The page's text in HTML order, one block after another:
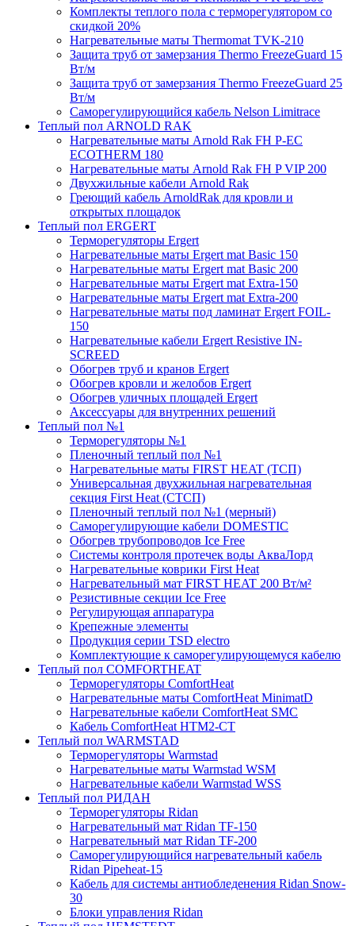
Комплекты теплого пола с терморегулятором со
скидкой 20%
Нагревательные маты Thermomat TVK-210
Защита труб от замерзания Thermo FreezeGuard 15
Вт/м
Защита труб от замерзания Thermo FreezeGuard 25
Вт/м
Саморегулирующийся кабель Nelson Limitrace
Теплый пол ARNOLD RAK
Нагревательные маты Arnold Rak FH P-EC
ECOTHERM 180
Нагревательные маты Arnold Rak FH P VIP 200
Двухжильные кабели Arnold Rak
Греющий кабель ArnoldRak для кровли и
открытых площадок
Теплый пол ERGERT
Терморегуляторы Ergert
Нагревательные маты Ergert mat Basic 150
Нагревательные маты Ergert mat Basic 200
Нагревательные маты Ergert mat Extra-150
Нагревательные маты Ergert mat Extra-200
Нагревательные маты под ламинат Ergert FOIL-
150
Нагревательные кабели Ergert Resistive IN-
SCREED
Обогрев труб и кранов Ergert
Обогрев кровли и желобов Ergert
Обогрев уличных площадей Ergert
Аксессуары для внутренних решений
Теплый пол №1
Терморегуляторы №1
Пленочный теплый пол №1
Нагревательные маты FIRST HEAT (ТСП)
Универсальная двухжильная нагревательная
секция First Heat (СТСП)
Пленочный теплый пол №1 (мерный)
Саморегулирующие кабели DOMESTIC
Обогрев трубопроводов Ice Free
Системы контроля протечек воды АкваЛорд
Нагревательные коврики First Heat
Нагревательный мат FIRST HEAT 200 Вт/м²
Резистивные секции Ice Free
Регулирующая аппаратура
Крепежные элементы
Продукция серии TSD electro
Комплектующие к саморегулирующемуся кабелю
Теплый пол COMFORTHEAT
Терморегуляторы ComfortHeat
Нагревательные маты ComfortHeat MinimatD
Нагревательные кабели ComfortHeat SMC
Кабель ComfortHeat HTM2-CT
Теплый пол WARMSTAD
Терморегуляторы Warmstad
Нагревательные маты Warmstad WSM
Нагревательные кабели Warmstad WSS
Теплый пол РИДАН
Терморегуляторы Ridan
Нагревательный мат Ridan TF-150
Нагревательный мат Ridan TF-200
Саморегулирующийся нагревательный кабель
Ridan Pipeheat-15
Кабель для системы антиобледенения Ridan Snow-
30
Блоки управления Ridan